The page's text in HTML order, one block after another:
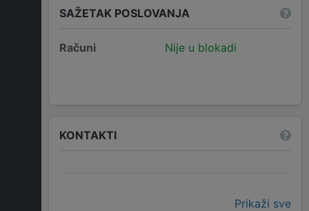
SAŽETAK POSLOVANJA
Računi Nije u blokadi
KONTAKTI
Prikaži sve